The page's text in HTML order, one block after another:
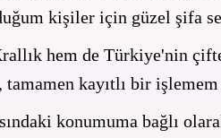
kişiler için güzel şifa
hem de Türkiye'nin
kayıtlı bir işlemem
konumuma bağlı